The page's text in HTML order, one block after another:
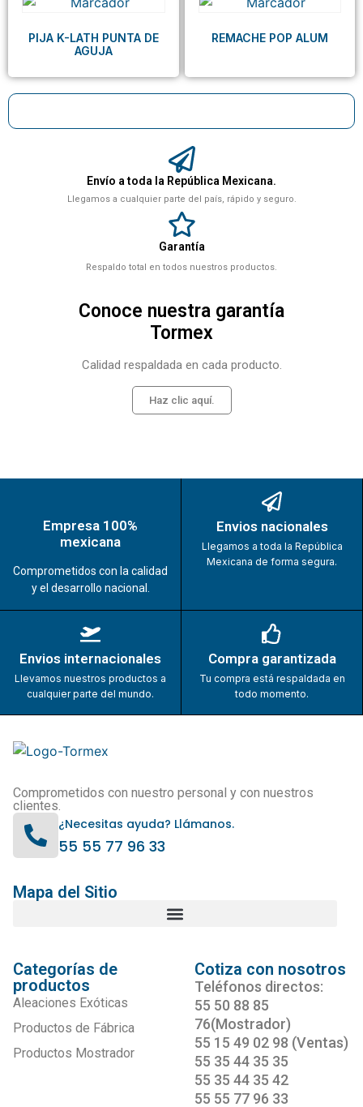
Envío a toda la República Mexicana.
Llegamos a cualquier parte del país, rápido y seguro.
Garantía
Respaldo total en todos nuestros productos.
Conoce nuestra garantía
Tormex
Calidad respaldada en cada producto.
Haz clic aquí.
PIJA K-LATH PUNTA DE
AGUJA
REMACHE POP ALUM
Empresa 100%
mexicana
Comprometidos con la calidad
y el desarrollo nacional.
Envios nacionales
Llegamos a toda la República
Mexicana de forma segura.
Envios internacionales
Llevamos nuestros productos a
cualquier parte del mundo.
Compra garantizada
Tu compra está respaldada en
todo momento.
Comprometidos con nuestro personal y con nuestros
clientes.
¿Necesitas ayuda? Llámanos.
55 55 77 96 33
Mapa del Sitio
Categorías de
productos
Aleaciones Exóticas
Productos de Fábrica
Productos Mostrador
Cotiza con nosotros
Teléfonos directos:
55 50 88 85
76(Mostrador)
55 15 49 02 98 (Ventas)
55 35 44 35 35
55 35 44 35 42
55 55 77 96 33